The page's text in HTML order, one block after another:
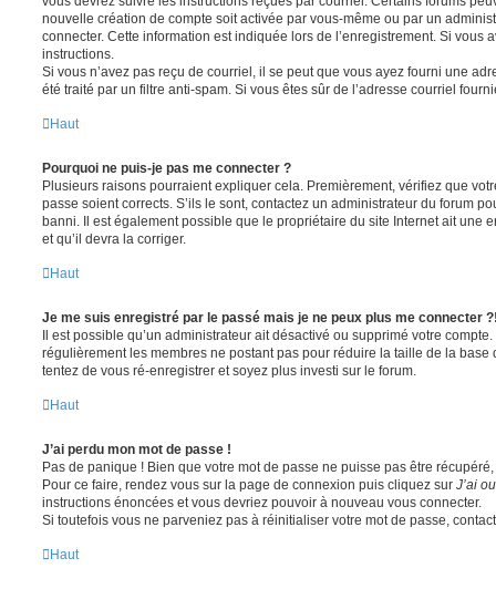
nouvelle création de compte soit activée par vous-même ou par un
connecter. Cette information est indiquée lors de l’enregistrement. Si vous
instructions.
Si vous n’avez pas reçu de courriel, il se peut que vous ayez fourni une
été traité par un filtre anti-spam. Si vous êtes sûr de l’adresse courriel
Haut
Pourquoi ne puis-je pas me connecter ?
Plusieurs raisons pourraient expliquer cela. Premièrement, vérifiez que
passe soient corrects. S’ils le sont, contactez un administrateur du forum
banni. Il est également possible que le propriétaire du site Internet ait une
et qu’il devra la corriger.
Haut
Je me suis enregistré par le passé mais je ne peux plus me connecter
Il est possible qu’un administrateur ait désactivé ou supprimé votre
régulièrement les membres ne postant pas pour réduire la taille de la base
tentez de vous ré-enregistrer et soyez plus investi sur le forum.
Haut
J’ai perdu mon mot de passe !
Pas de panique ! Bien que votre mot de passe ne puisse pas être
Pour ce faire, rendez vous sur la page de connexion puis cliquez sur J’ai
instructions énoncées et vous devriez pouvoir à nouveau vous connecter.
Si toutefois vous ne parveniez pas à réinitialiser votre mot de passe,
Haut